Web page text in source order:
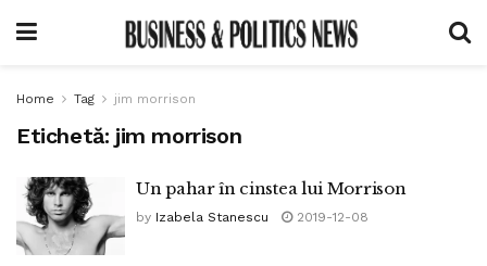
Home Tag jim morrison
Etichetă: jim morrison
Un pahar în cinstea lui Morrison
by Izabela Stanescu 2019-12-08